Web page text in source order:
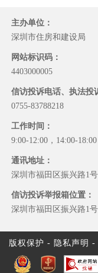
主办单位：
深圳市住房和建设局
网站标识码：
4403000005
信访投诉电话、执法投
0755-83788218
工作时间：
9:00-12:00，14:00-18:00
通讯地址：
深圳市福田区振兴路1
信访投诉举报箱位置：
深圳市福田区振兴路1
版权保护 - 隐私声明 -